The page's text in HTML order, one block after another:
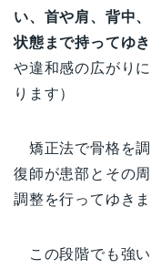
い、首や肩、背中
状態まで持ってゆき
や違和感の広がり
ります）
矯正法で骨格を
復師が患部とその
調整を行ってゆきま
この段階でも強い